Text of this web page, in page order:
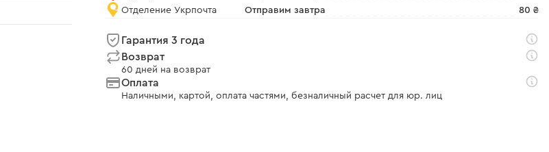
Отделение Укрпочта
Отправим завтра 80 ₴
Гарантия 3 года
Возврат
60 дней на возврат
Оплата
Наличными, картой, оплата частями, безналичный расчет для юр. лиц